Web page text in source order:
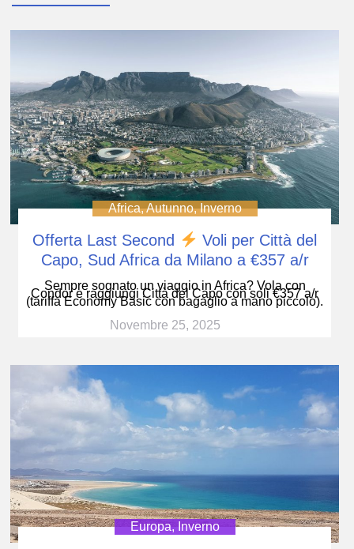
Africa,Autunno,Inverno
Offerta Last Second
Voli per Città del
Capo, Sud Africa da Milano a €357 a/r
Sempre sognato un viaggio in Africa? Vola con
Condor e raggiungi Città del Capo con soli €357 a/r
(tariffa Economy Basic con bagaglio a mano piccolo).
Novembre 25, 2025
Europa,Inverno